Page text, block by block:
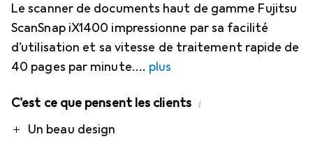
Le scanner de documents haut de gamme Fujitsu
ScanSnap iX1400 impressionne par sa facilité
d'utilisation et sa vitesse de traitement rapide de
40 pages par minute.
plus
C'est ce que pensent les clients i
ProUn beau design
Contre